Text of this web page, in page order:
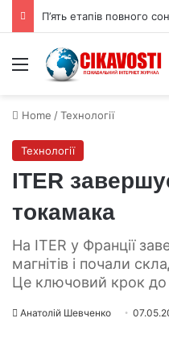
Menu
Home /Технології
Технології
ITER
токамака
На ITER у Франції
магнітів і почали
Це ключовий крок до
Анатолій Шевченко